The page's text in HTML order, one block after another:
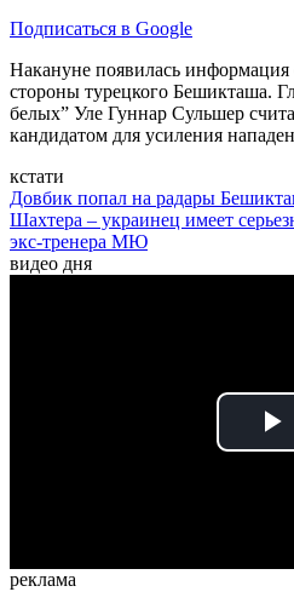
Подписаться в Google
Накануне появилась информация
стороны турецкого Бешикташа.
белых” Уле Гуннар Сульшер
кандидатом для усиления
кстати
Довбик попал на радары
Шахтера – украинец имеет
экс-тренера МЮ
видео дня
реклама